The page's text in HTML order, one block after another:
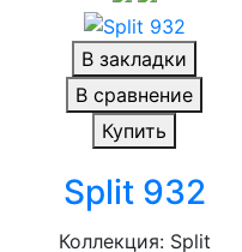
В закладки
В сравнение
Купить
Split 932
Коллекция: Split